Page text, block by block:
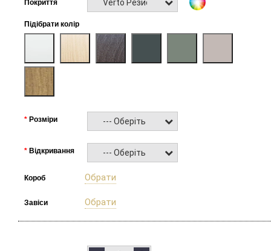
Покриття Verto Резист
Підібрати колір
Розміри --- Оберіть ---
Відкривання --- Оберіть ---
Короб Обрати
Завіси Обрати